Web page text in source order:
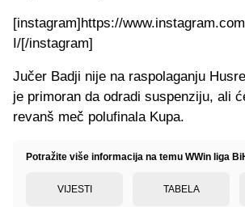
[instagram]https://
I/[/instagram]
Jučer Badji nije na raspolaganju
je primoran da odradi suspenziju, ali
revanš meč polufinala Kupa.
Potražite više informacija na temu WWin liga
VIJESTI TABELA